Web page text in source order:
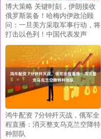
博大策略 关键时刻，伊朗接收
俄罗斯装备！哈梅内伊政治顾
问：一旦美方采取军事行动，将
打击以色列！中国代表发声
鸿牛配资 7分钟歼灭战，俄军全
程直播：消灭整支乌克兰空降特
种部队